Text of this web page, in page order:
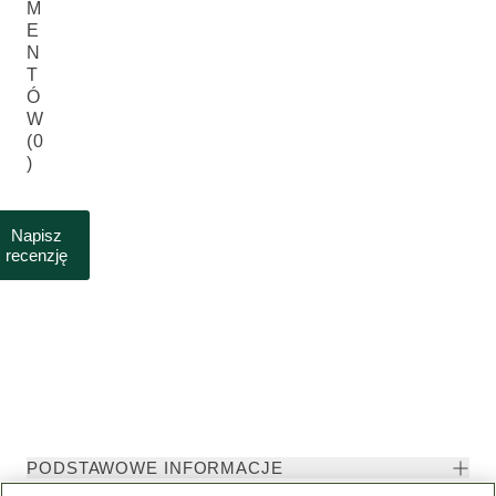
M
E
N
T
Ó
W
(0
)
Napisz
recenzję
PODSTAWOWE INFORMACJE